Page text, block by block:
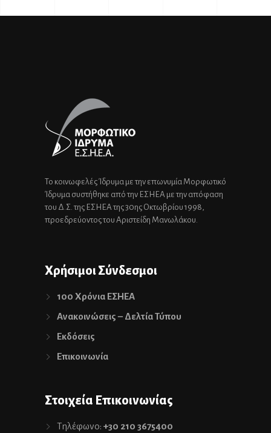
Το κοινωφελές Ίδρυμα με την επωνυμία Μορφωτικό
Ίδρυμα συστήθηκε από την ΕΣΗΕΑ με την απόφαση
του Δ.Σ. της ΕΣΗΕΑ της 30ης Οκτωβρίου 1998,
προεδρεύοντος του Αριστείδη Μανωλάκου.
Χρήσιμοι Σύνδεσμοι
100 Χρόνια ΕΣΗΕΑ
Ανακοινώσεις – Δελτία Τύπου
Εκδόσεις
Επικοινωνία
Στοιχεία Επικοινωνίας
Τηλέφωνο: +30 210 3675400